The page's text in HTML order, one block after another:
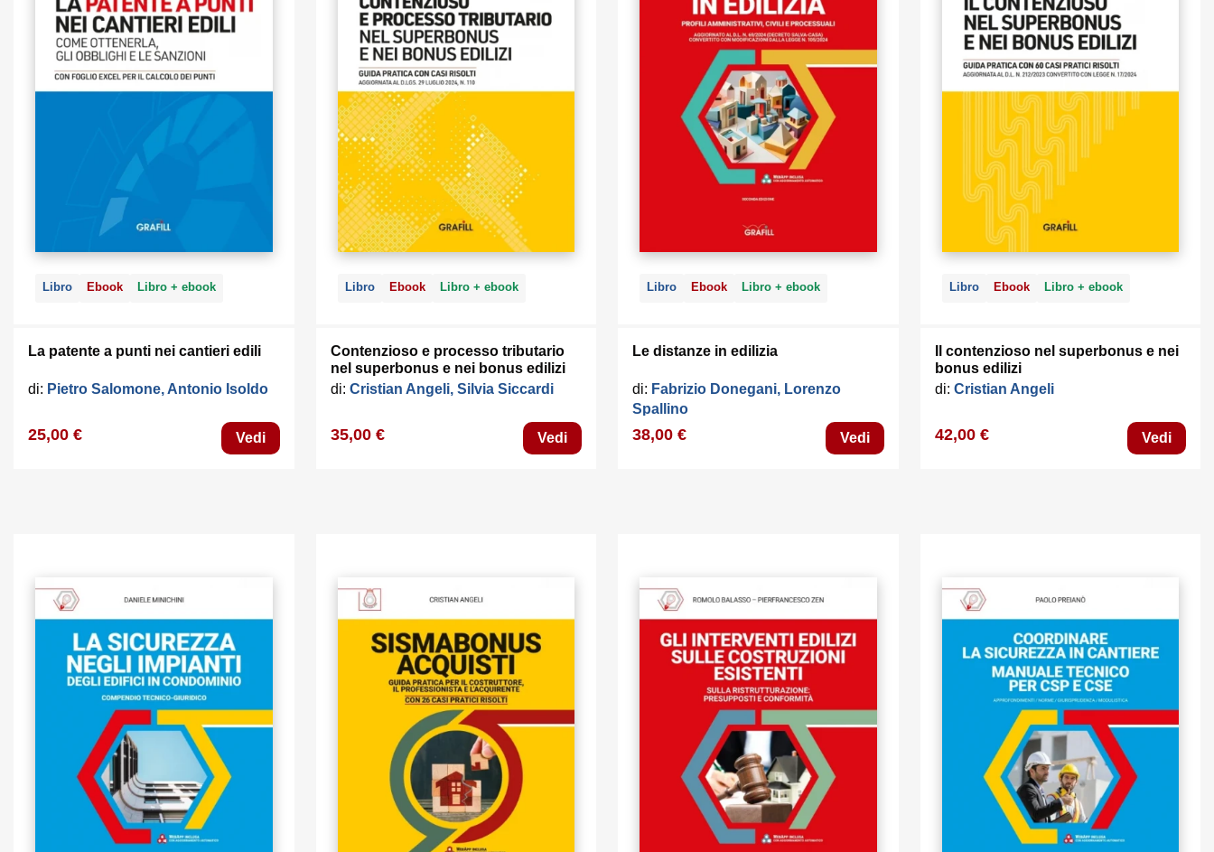
Libro Ebook Libro + ebook
La patente a punti nei cantieri edili
di: Pietro Salomone, Antonio Isoldo
25,00 € Vedi
Libro Ebook Libro + ebook
Contenzioso e processo tributario
nel superbonus e nei bonus edilizi
di: Cristian Angeli, Silvia Siccardi
35,00 € Vedi
Libro Ebook Libro + ebook
Le distanze in edilizia
di: Fabrizio Donegani, Lorenzo
Spallino
38,00 € Vedi
Libro Ebook Libro + ebook
Il contenzioso nel superbonus e nei
bonus edilizi
di: Cristian Angeli
42,00 € Vedi